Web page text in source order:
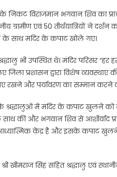
के निकट विराजमान भगवान शिव का
एवं 50 तीर्थयात्रियों ने दर्शन
के साथ मंदिर के कपाट खोले गए।
भी उपस्थित थे। मंदिर परिसर “हर
जिला प्रशासन द्वारा विशेष
रखने और पर्यावरण का सम्मान
श्रद्धालुओं में मंदिर के कपाट खुलने
की और भगवान शिव से आशीर्वाद
केंद्र है और इसके कपाट
खीमराज सिंह सहित श्रद्धालु एवं